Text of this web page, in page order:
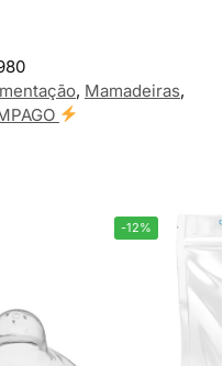
, Mamadeiras,
-12%